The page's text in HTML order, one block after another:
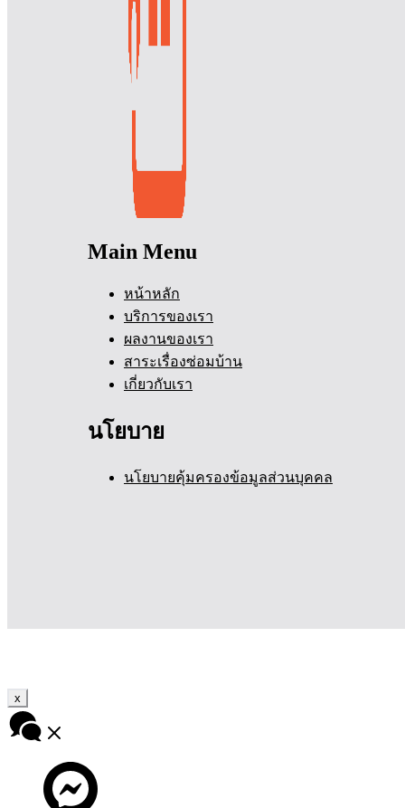
Main Menu
หน้าหลัก
บริการของเรา
ผลงานของเรา
สาระเรื่องซ่อมบ้าน
เกี่ยวกับเรา
นโยบาย
นโยบายคุ้มครองข้อมูลส่วนบุคคล
x